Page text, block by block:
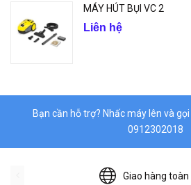
MÁY HÚT BỤI VC 2
Liên hệ
Bạn cần hỗ trợ? Nhấc máy lên và
0912302018
Giao hàng toàn